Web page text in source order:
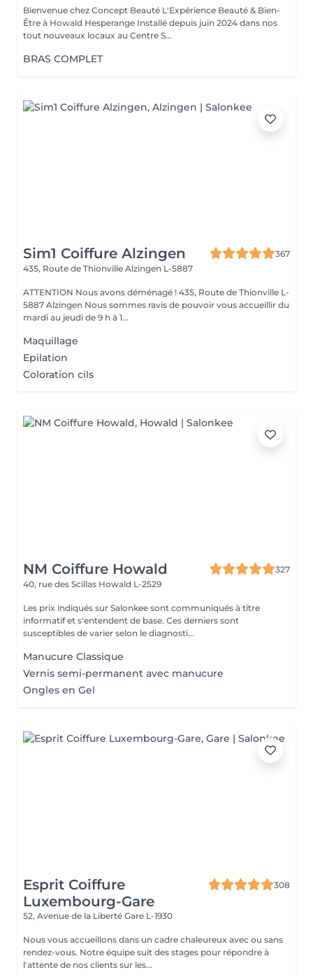
Bienvenue chez Concept Beauté L'Expérience Beauté & Bien-
Être à Howald Hesperange Installé depuis juin 2024 dans nos
tout nouveaux locaux au Centre S...
BRAS COMPLET
Sim1 Coiffure Alzingen
367
435, Route de Thionville Alzingen L-5887
ATTENTION Nous avons déménagé ! 435, Route de Thionville L-
5887 Alzingen Nous sommes ravis de pouvoir vous accueillir du
mardi au jeudi de 9 h à 1...
Maquillage
Epilation
Coloration cils
NM Coiffure Howald
327
40, rue des Scillas Howald L-2529
Les prix indiqués sur Salonkee sont communiqués à titre
informatif et s'entendent de base. Ces derniers sont
susceptibles de varier selon le diagnosti...
Manucure Classique
Vernis semi-permanent avec manucure
Ongles en Gel
Esprit Coiffure
Luxembourg-Gare
308
52, Avenue de la Liberté Gare L-1930
Nous vous accueillons dans un cadre chaleureux avec ou sans
rendez-vous. Notre équipe suit des stages pour répondre à
l'attente de nos clients sur les...